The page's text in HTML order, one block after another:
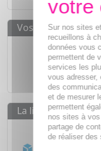
Vos avantages
Des prix
Paiement
Paiement en
La livraison
Livraison
Sur nos sites
recueillons à
données vous
permettent de
services les
vous adresser,
des
et de mesurer
permettent
nos sites à
partage de
de réaliser des